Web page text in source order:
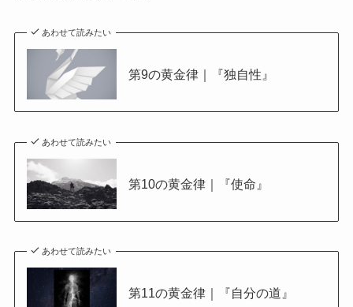
あわせて読みたい
第9の黄金律｜『独自性』
あわせて読みたい
第10の黄金律｜『使命』
あわせて読みたい
第11の黄金律｜『自分の道』